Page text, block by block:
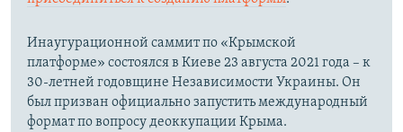
Инаугурационной саммит по «Крымской
платформе» состоялся в Киеве 23 августа 2021 года – к
30-летней годовщине Независимости Украины. Он
был призван официально запустить международный
формат по вопросу деоккупации Крыма.